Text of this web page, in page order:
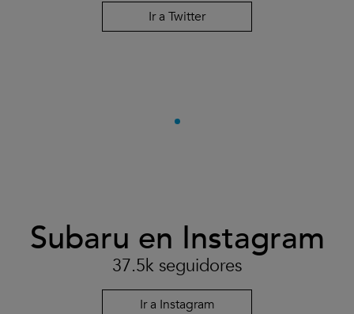
Ir a Twitter
Subaru en Instagram
37.5k seguidores
Ir a Instagram